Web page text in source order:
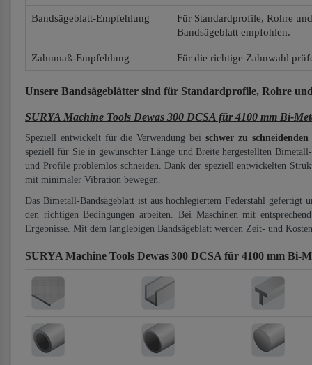
Bandsägeblatt-Empfehlung
Für Standardprofile, Rohre
Bandsägeblatt empfohlen.
Zahnmaß-Empfehlung Für die richtige Zahnwahl
Unsere Bandsägeblätter sind für Standardprofile, Rohre
SURYA Machine Tools Dewas 300 DCSA für 4100 mm Bi-
Speziell entwickelt für die Verwendung bei schwer zu
speziell für Sie in gewünschter Länge und Breite hergestellten
und Profile problemlos schneiden. Dank der speziell entwickelten
mit minimaler Vibration bewegen.
Das Bimetall-Bandsägeblatt ist aus hochlegiertem Federstahl
den richtigen Bedingungen arbeiten. Bei Maschinen mit
Ergebnisse. Mit dem langlebigen Bandsägeblatt werden Zeit- und
SURYA Machine Tools Dewas 300 DCSA für 4100 mm Bi-